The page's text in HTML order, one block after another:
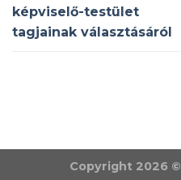
képviselő-testület
tagjainak választásáról
Copyright 2026 ©